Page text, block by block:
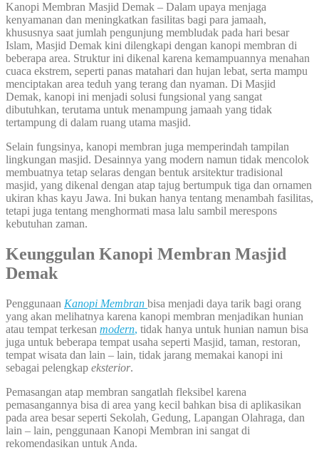
Kanopi Membran Masjid Demak – Dalam upaya menjaga
kenyamanan dan meningkatkan fasilitas bagi para jamaah,
khususnya saat jumlah pengunjung membludak pada hari besar
Islam, Masjid Demak kini dilengkapi dengan kanopi membran di
beberapa area. Struktur ini dikenal karena kemampuannya menahan
cuaca ekstrem, seperti panas matahari dan hujan lebat, serta mampu
menciptakan area teduh yang terang dan nyaman. Di Masjid
Demak, kanopi ini menjadi solusi fungsional yang sangat
dibutuhkan, terutama untuk menampung jamaah yang tidak
tertampung di dalam ruang utama masjid.
Selain fungsinya, kanopi membran juga memperindah tampilan
lingkungan masjid. Desainnya yang modern namun tidak mencolok
membuatnya tetap selaras dengan bentuk arsitektur tradisional
masjid, yang dikenal dengan atap tajug bertumpuk tiga dan ornamen
ukiran khas kayu Jawa. Ini bukan hanya tentang menambah fasilitas,
tetapi juga tentang menghormati masa lalu sambil merespons
kebutuhan zaman.
Keunggulan Kanopi Membran Masjid
Demak
Penggunaan Kanopi Membran bisa menjadi daya tarik bagi orang
yang akan melihatnya karena kanopi membran menjadikan hunian
atau tempat terkesan modern, tidak hanya untuk hunian namun bisa
juga untuk beberapa tempat usaha seperti Masjid, taman, restoran,
tempat wisata dan lain – lain, tidak jarang memakai kanopi ini
sebagai pelengkap eksterior.
Pemasangan atap membran sangatlah fleksibel karena
pemasangannya bisa di area yang kecil bahkan bisa di aplikasikan
pada area besar seperti Sekolah, Gedung, Lapangan Olahraga, dan
lain – lain, penggunaan Kanopi Membran ini sangat di
rekomendasikan untuk Anda.